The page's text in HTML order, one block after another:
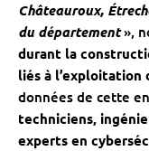
Châteauroux,
du département»,
durant la
liés à l’exploitation
données de cette
techniciens,
experts en